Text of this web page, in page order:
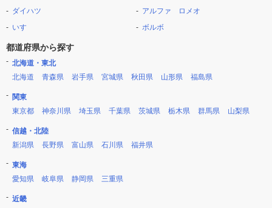
ダイハツ
いすゞ
アルファ ロメオ
ボルボ
都道府県から探す
北海道・東北
北海道
青森県 岩手県 宮城県 秋田県 山形県 福島県
関東
東京都
神奈川県 埼玉県 千葉県 茨城県 栃木県 群馬県 山梨県
信越・北陸
新潟県
長野県 富山県 石川県 福井県
東海
愛知県
岐阜県 静岡県 三重県
近畿